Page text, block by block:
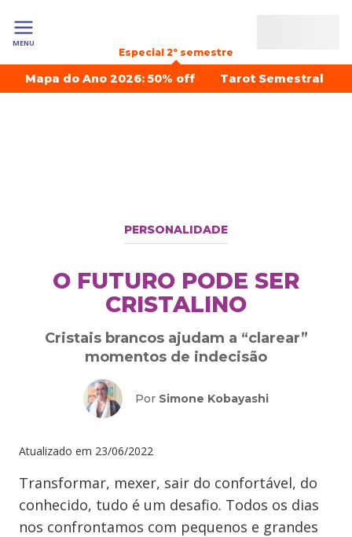
MENU
Especial 2º semestre
Mapa do Ano 2026: 50% off Tarot Semestral
PERSONALIDADE
O FUTURO PODE SER
CRISTALINO
Cristais brancos ajudam a “clarear”
momentos de indecisão
Por Simone Kobayashi
Atualizado em 23/06/2022
Transformar, mexer, sair do confortável, do
conhecido, tudo é um desafio. Todos os dias
nos confrontamos com pequenos e grandes